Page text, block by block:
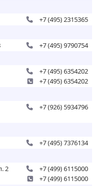
+7 (495) 2315365
+7 (495) 9790754
+7 (495) 6354202
+7 (495) 6354202
+7 (926) 5934796
+7 (495) 7376134
2
+7 (499) 6115000
+7 (499) 6115000